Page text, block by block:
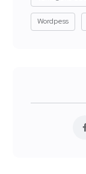
Wordpess